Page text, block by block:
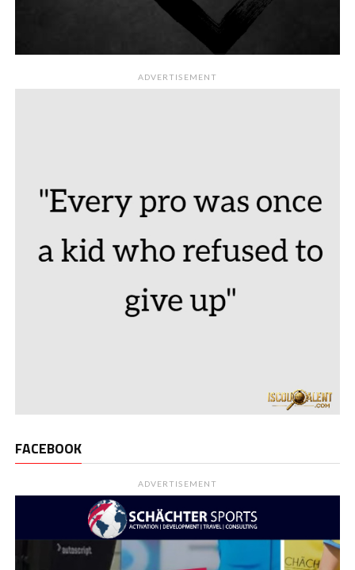
ADVERTISEMENT
FACEBOOK
ADVERTISEMENT